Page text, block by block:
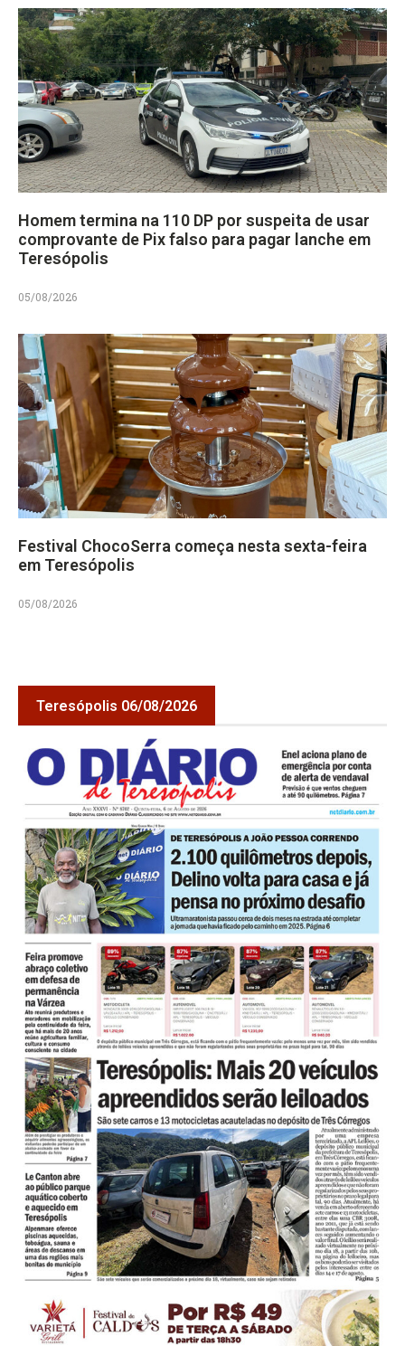
Homem termina na 110 DP por suspeita de usar
comprovante de Pix falso para pagar lanche em
Teresópolis
05/08/2026
Festival ChocoSerra começa nesta sexta-feira
em Teresópolis
05/08/2026
Teresópolis 06/08/2026